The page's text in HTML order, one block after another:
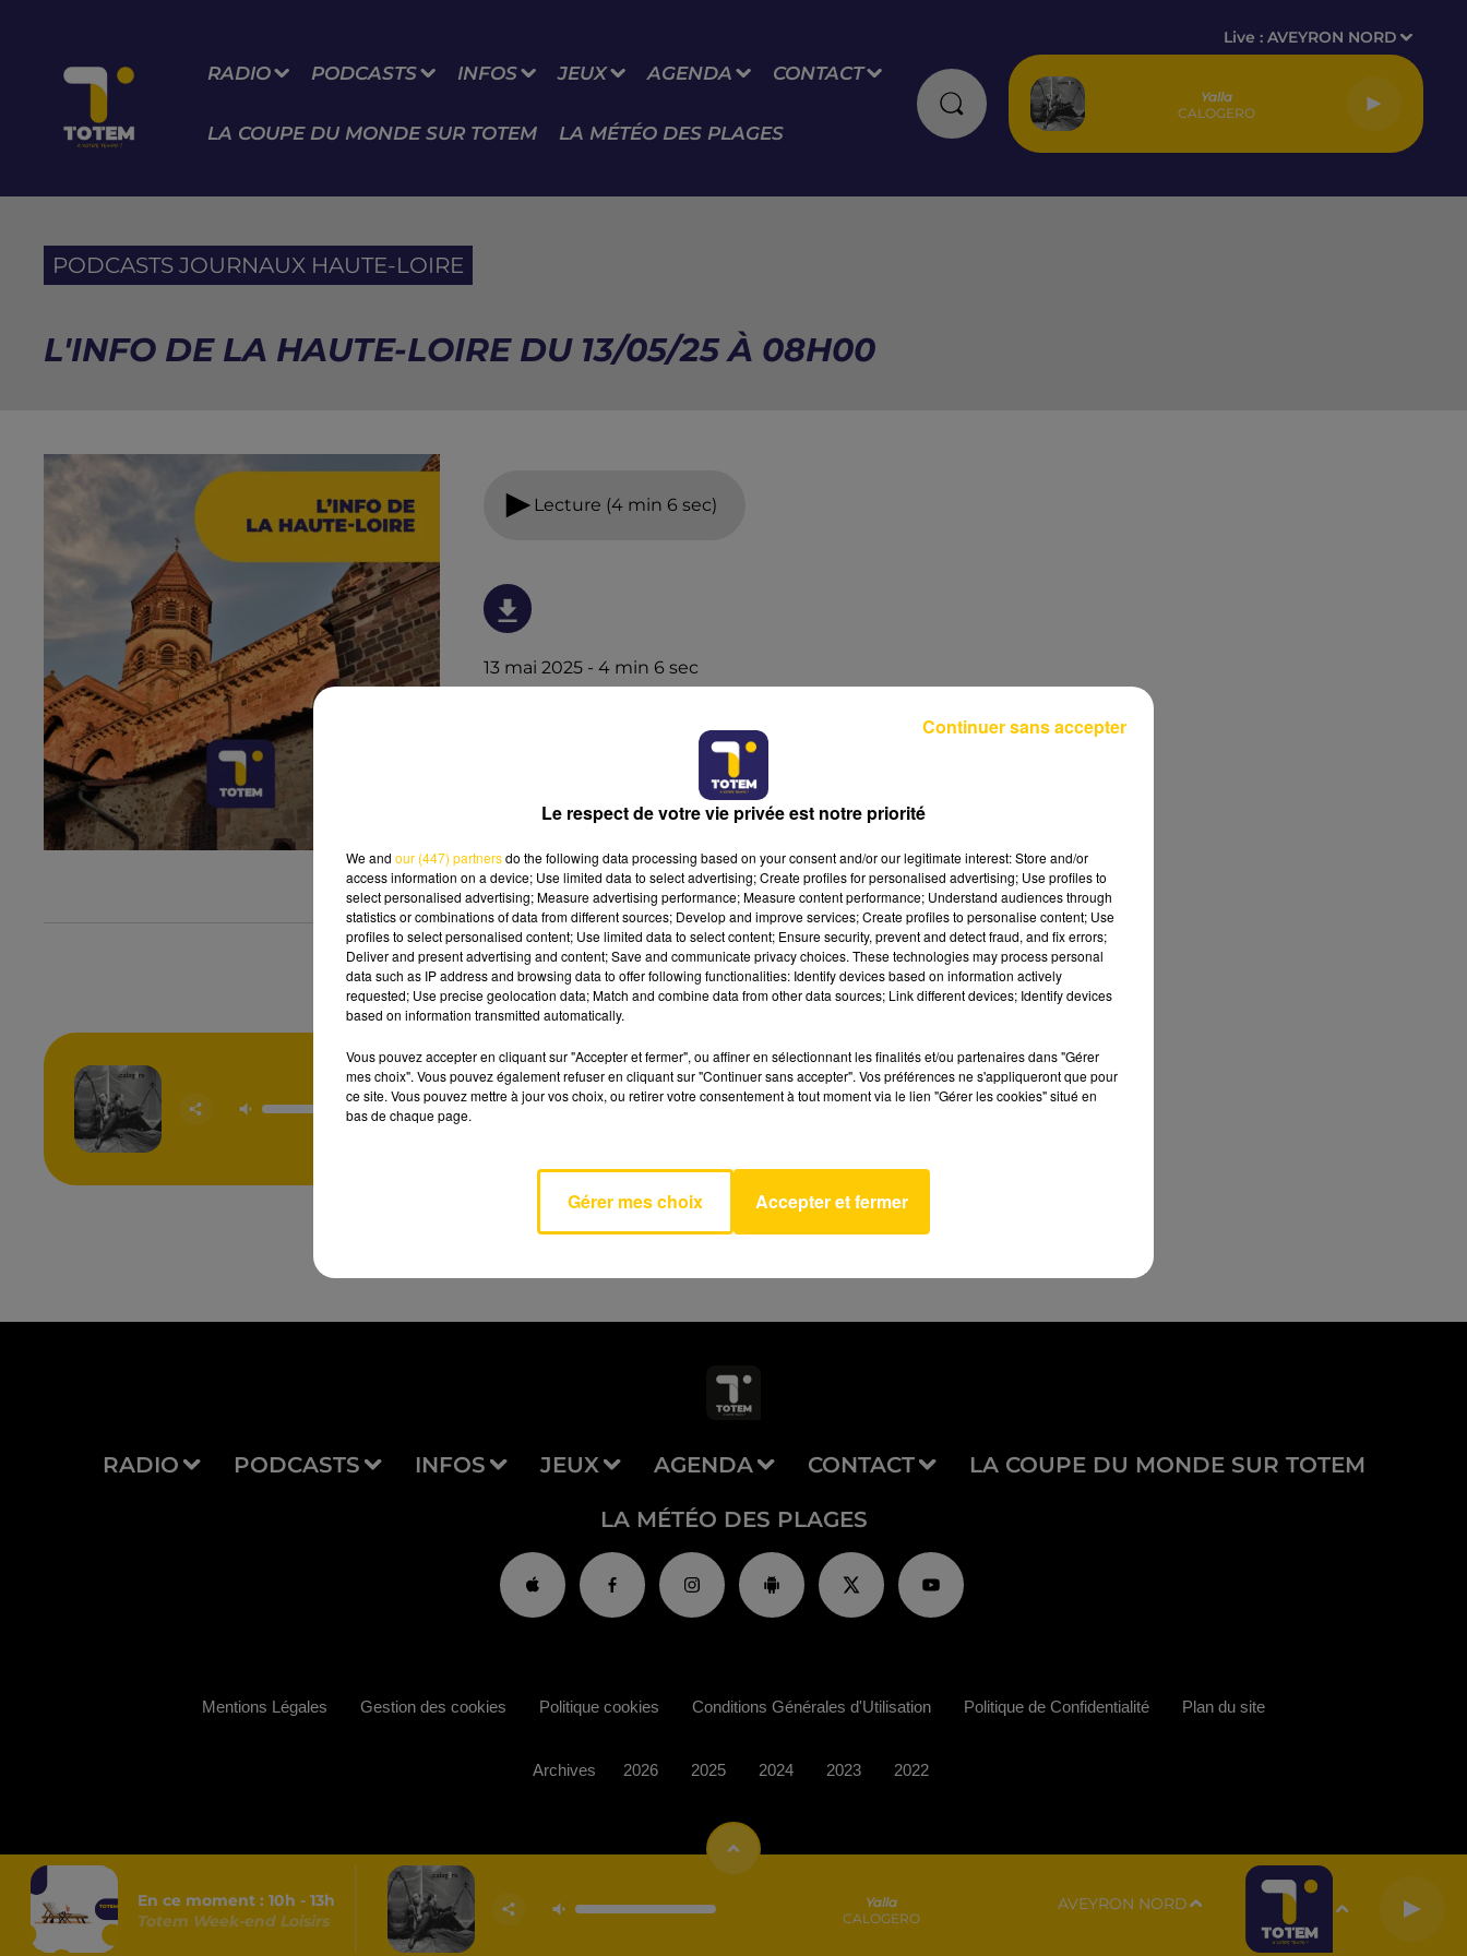
RADIO PODCASTS INFOS JEUX AGENDA CONTACT
LA COUPE DU MONDE SUR TOTEM LA MÉTÉO DES PLAGES
Live :AVEYRON NORD
Yalla
CALOGERO
PODCASTS JOURNAUX HAUTE-LOIRE
L'INFO DE LA HAUTE-LOIRE DU 13/05/25 À 08H00
Lecture (4 min 6 sec)
13 mai 2025 - 4 min 6 sec
Ecoutez sur Totem l'information dans le Cantal, le pays
de Brioude et Issoire avec les reportages de nos
journalistes sur le terrain.
Yalla
CALOGERO
AVEYRON NORD
RADIO PODCASTS INFOS JEUX AGENDA CONTACT LA COUPE DU MONDE SUR TOTEM
LA MÉTÉO DES PLAGES
En ce moment : 10h - 13h
Totem Week-end Loisirs
Yalla
CALOGERO
AVEYRON NORD
Mentions Légales Gestion des cookies Politique cookies Conditions Générales d'Utilisation Politique de Confidentialité Plan du site
Archives 2026 2025 2024 2023 2022
Le respect de votre vie privée est notre priorité
We and our (447) partnersdo the following data processing based on your consent and/or our legitimate interest: Store and/or
access information on a device; Use limited data to select advertising; Create profiles for personalised advertising; Use profiles to
select personalised advertising; Measure advertising performance; Measure content performance; Understand audiences through
statistics or combinations of data from different sources; Develop and improve services; Create profiles to personalise content; Use
profiles to select personalised content; Use limited data to select content; Ensure security, prevent and detect fraud, and fix errors;
Deliver and present advertising and content; Save and communicate privacy choices. These technologies may process personal
data such as IP address and browsing data to offer following functionalities: Identify devices based on information actively
requested; Use precise geolocation data; Match and combine data from other data sources; Link different devices; Identify devices
based on information transmitted automatically.
Vous pouvez accepter en cliquant sur "Accepter et fermer", ou affiner en sélectionnant les finalités et/ou partenaires dans "Gérer
mes choix". Vous pouvez également refuser en cliquant sur "Continuer sans accepter". Vos préférences ne s'appliqueront que pour
ce site. Vous pouvez mettre à jour vos choix, ou retirer votre consentement à tout moment via le lien "Gérer les cookies" situé en
bas de chaque page.
Gérer mes choix Accepter et fermer
Continuer sans accepter